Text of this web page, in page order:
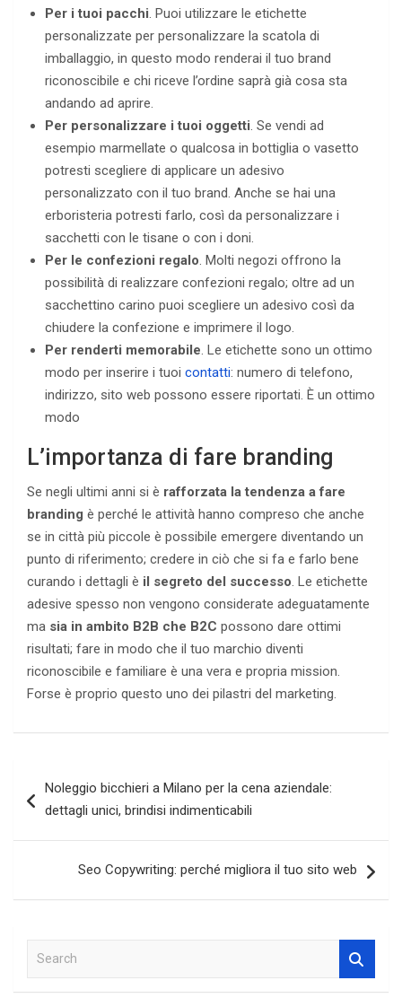
Per i tuoi pacchi. Puoi utilizzare le etichette
personalizzate per personalizzare la scatola di
imballaggio, in questo modo renderai il tuo brand
riconoscibile e chi riceve l’ordine saprà già cosa sta
andando ad aprire.
Per personalizzare i tuoi oggetti. Se vendi ad
esempio marmellate o qualcosa in bottiglia o vasetto
potresti scegliere di applicare un adesivo
personalizzato con il tuo brand. Anche se hai una
erboristeria potresti farlo, così da personalizzare i
sacchetti con le tisane o con i doni.
Per le confezioni regalo. Molti negozi offrono la
possibilità di realizzare confezioni regalo; oltre ad un
sacchettino carino puoi scegliere un adesivo così da
chiudere la confezione e imprimere il logo.
Per renderti memorabile. Le etichette sono un ottimo
modo per inserire i tuoi contatti: numero di telefono,
indirizzo, sito web possono essere riportati. È un ottimo
modo
L’importanza di fare branding
Se negli ultimi anni si è rafforzata la tendenza a fare
branding è perché le attività hanno compreso che anche
se in città più piccole è possibile emergere diventando un
punto di riferimento; credere in ciò che si fa e farlo bene
curando i dettagli è il segreto del successo. Le etichette
adesive spesso non vengono considerate adeguatamente
ma sia in ambito B2B che B2C possono dare ottimi
risultati; fare in modo che il tuo marchio diventi
riconoscibile e familiare è una vera e propria mission.
Forse è proprio questo uno dei pilastri del marketing.
articoli
Noleggio bicchieri a Milano per la cena aziendale:
dettagli unici, brindisi indimenticabili
Seo Copywriting: perché migliora il tuo sito web